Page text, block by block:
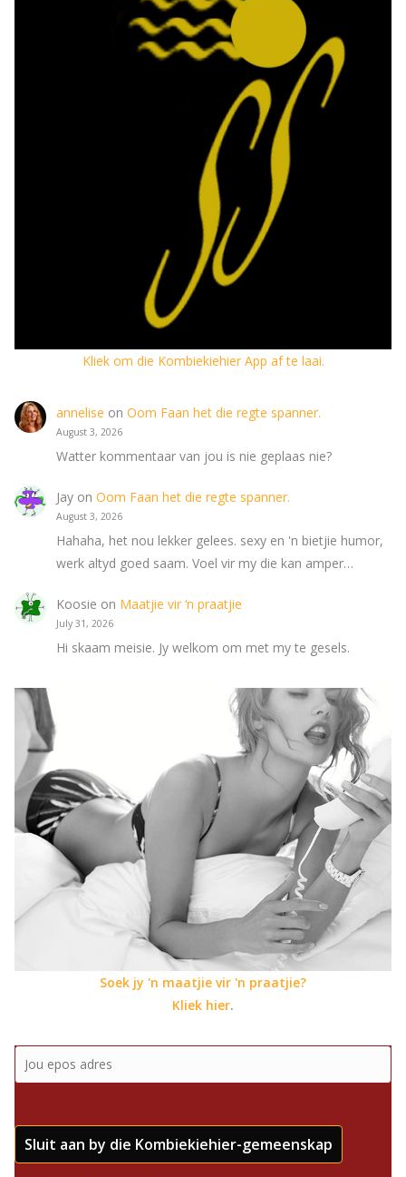
Kliek om die Kombiekiehier App af te laai.
annelise on Oom Faan het die regte spanner.
August 3, 2026
Watter kommentaar van jou is nie geplaas nie?
Jayon Oom Faan het die regte spanner.
August 3, 2026
Hahaha, het nou lekker gelees. sexy en 'n bietjie humor,
werk altyd goed saam. Voel vir my die kan amper…
Koosie on Maatjie vir ‘n praatjie
July 31, 2026
Hi skaam meisie. Jy welkom om met my te gesels.
Soek jy 'n maatjie vir 'n praatjie?
Kliek hier.
Sluit aan by die Kombiekiehier-gemeenskap